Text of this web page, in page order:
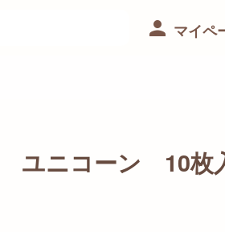
マイペ
ユニコーン 10枚